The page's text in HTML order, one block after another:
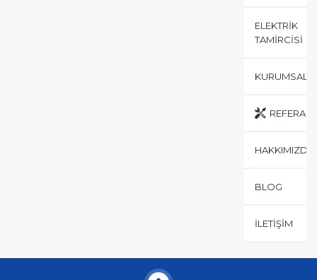
ELEKTRIK
TAMIRCISI
KURUMSAL
HAKKIMIZDA
BLOG
İLETIŞIM